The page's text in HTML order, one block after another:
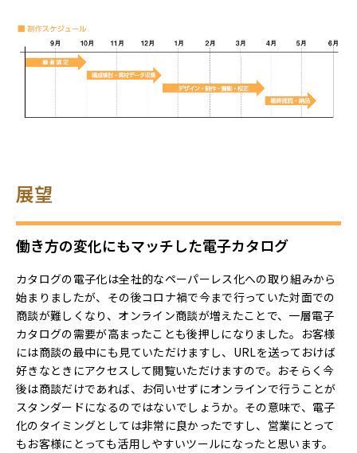
展望
働き方の変化にもマッチした電子カタログ
カタログの電子化は全社的なペーパーレス化への取り組みから
始まりましたが、その後コロナ禍で今まで行っていた対面での
商談が難しくなり、オンライン商談が増えたことで、一層電子
カタログの需要が高まったことも後押しになりました。お客様
には商談の最中にも見ていただけますし、URLを送っておけば
好きなときにアクセスして閲覧いただけますので。おそらく今
後は商談だけであれば、お伺いせずにオンラインで行うことが
スタンダードになるのではないでしょうか。その意味で、電子
化のタイミングとしては非常に良かったですし、営業にとって
もお客様にとっても活用しやすいツールになったと思います。